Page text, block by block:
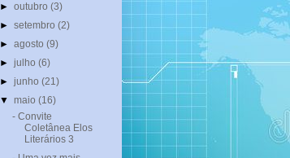
►outubro(3)
►setembro(2)
►agosto(9)
►julho(6)
►junho(21)
▼maio(16)
- Convite
Coletânea Elos
Literários 3